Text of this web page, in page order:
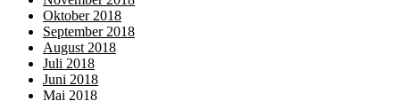
Oktober 2018
September 2018
August 2018
Juli 2018
Juni 2018
Mai 2018